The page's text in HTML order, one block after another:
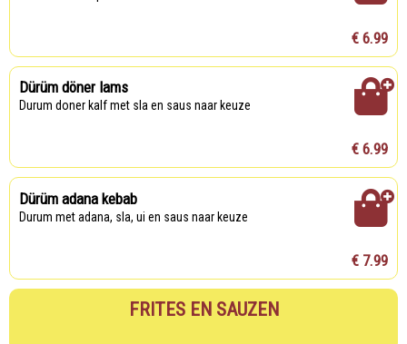
€ 6.99
Dürüm döner lams
Durum doner kalf met sla en saus naar keuze
€ 6.99
Dürüm adana kebab
Durum met adana, sla, ui en saus naar keuze
€ 7.99
FRITES EN SAUZEN